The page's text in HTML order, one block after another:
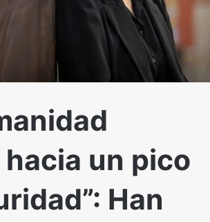
un pico
Han